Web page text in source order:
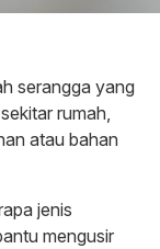
serangga yang
rumah,
atau bahan
jenis
mengusir